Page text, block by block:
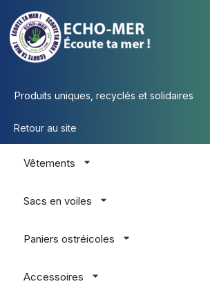
Produits uniques, recyclés et solidaires
Retour au site
Vêtements
Sacs en voiles
Paniers ostréicoles
Accessoires